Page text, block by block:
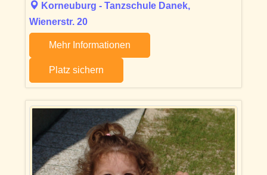
Korneuburg - Tanzschule Danek,
Wienerstr. 20
Mehr Informationen
Platz sichern